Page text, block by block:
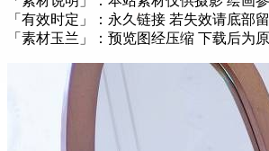
「有效时定」：永久链接 若失效请底部
「素材玉兰」：预览图经压缩 下载后为